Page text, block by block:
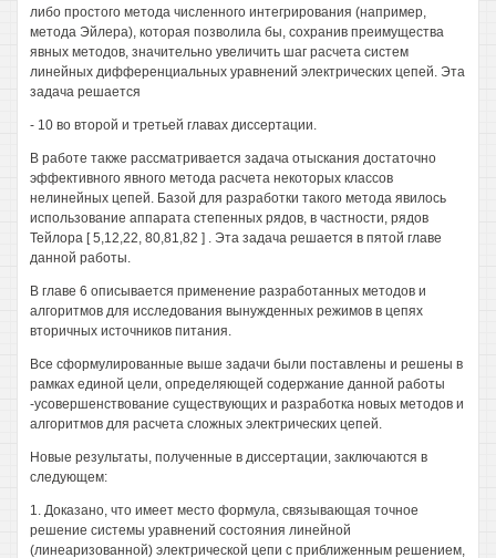
либо простого метода численного интегрирования (например,
метода Эйлера), которая позволила бы, сохранив преимущества
явных методов, значительно увеличить шаг расчета систем
линейных дифференциальных уравнений электрических цепей. Эта
задача решается
- 10 во второй и третьей главах диссертации.
В работе также рассматривается задача отыскания достаточно
эффективного явного метода расчета некоторых классов
нелинейных цепей. Базой для разработки такого метода явилось
использование аппарата степенных рядов, в частности, рядов
Тейлора [ 5,12,22, 80,81,82 ] . Эта задача решается в пятой главе
данной работы.
В главе 6 описывается применение разработанных методов и
алгоритмов для исследования вынужденных режимов в цепях
вторичных источников питания.
Все сформулированные выше задачи были поставлены и решены в
рамках единой цели, определяющей содержание данной работы
-усовершенствование существующих и разработка новых методов и
алгоритмов для расчета сложных электрических цепей.
Новые результаты, полученные в диссертации, заключаются в
следующем:
1. Доказано, что имеет место формула, связывающая точное
решение системы уравнений состояния линейной
(линеаризованной) электрической цепи с приближенным решением,